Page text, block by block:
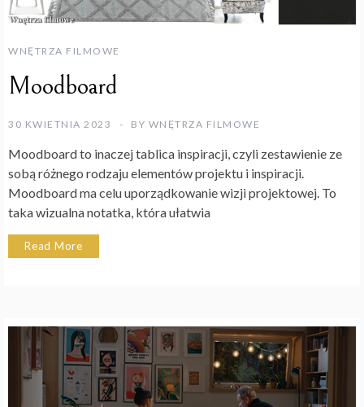
WNĘTRZA FILMOWE
Moodboard
30 KWIETNIA 2023 BY WNĘTRZA FILMOWE
Moodboard to inaczej tablica inspiracji, czyli zestawienie ze
sobą różnego rodzaju elementów projektu i inspiracji.
Moodboard ma celu uporządkowanie wizji projektowej. To
taka wizualna notatka, która ułatwia
Read More